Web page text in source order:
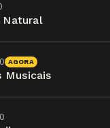
Natural
AGORA
Musicais